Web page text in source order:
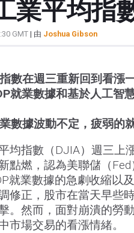
業平均指
GMT| 由 Joshua Gibson
數在週三重新回到看漲一
就業數據和基於人工智
數據波動不定，疲弱的
均指數（DJIA）週三上
點燃，認為美聯儲（
就業數據的急劇收縮以
修正，股市在當天早些
。然而，面對崩潰的勞
市場交易的看漲情緒。